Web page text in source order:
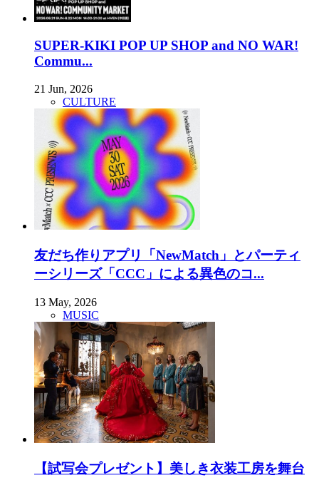
SUPER-KIKI POP UP SHOP and NO WAR!
Commu...
21 Jun, 2026
CULTURE
友だち作りアプリ「NewMatch」とパーティ
ーシリーズ「CCC」による異色のコ...
13 May, 2026
MUSIC
【試写会プレゼント】美しき衣装工房を舞台